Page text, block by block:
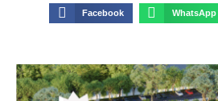
Facebook WhatsApp